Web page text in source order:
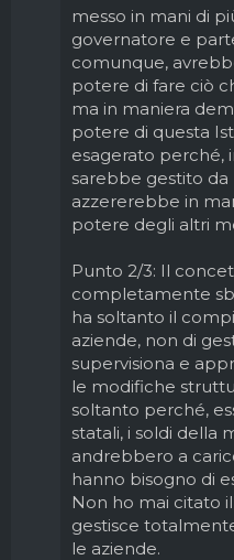
messo in mani di
governatore e
comunque,
potere di fare ciò
ma in maniera
potere di questa
esagerato perché,
sarebbe gestito
azzererebbe in
potere degli altri
Punto 2/3: Il
completamente
ha soltanto il
aziende, non di
supervisiona e
le modifiche
soltanto perché,
statali, i soldi della
andrebbero a
hanno bisogno di
Non ho mai citato
gestisce
le aziende.